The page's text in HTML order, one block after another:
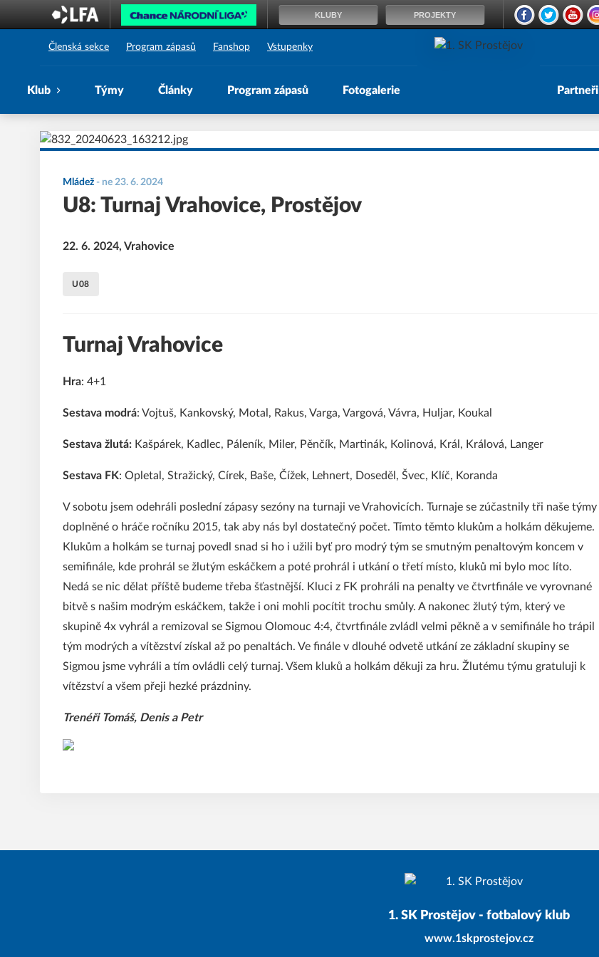
Členská sekce Program zápasů Fanshop Vstupenky
Klub Týmy Články Program zápasů Fotogalerie Partneři
Mládež - ne 23. 6. 2024
U8: Turnaj Vrahovice, Prostějov
22. 6. 2024, Vrahovice
U08
Turnaj Vrahovice
Hra: 4+1
Sestava modrá: Vojtuš, Kankovský, Motal, Rakus, Varga, Vargová, Vávra, Huljar, Koukal
Sestava žlutá: Kašpárek, Kadlec, Páleník, Miler, Pěnčík, Martinák, Kolinová, Král, Králová, Langer
Sestava FK: Opletal, Stražický, Círek, Baše, Čížek, Lehnert, Doseděl, Švec, Klíč, Koranda
V sobotu jsem odehráli poslední zápasy sezóny na turnaji ve Vrahovicích. Turnaje se zúčastnily tři naše týmy
doplněné o hráče ročníku 2015, tak aby nás byl dostatečný počet. Tímto těmto klukům a holkám děkujeme.
Klukům a holkám se turnaj povedl snad si ho i užili byť pro modrý tým se smutným penaltovým koncem v
semifinále, kde prohrál se žlutým eskáčkem a poté prohrál i utkání o třetí místo, kluků mi bylo moc líto.
Nedá se nic dělat příště budeme třeba šťastnější. Kluci z FK prohráli na penalty ve čtvrtfinále ve vyrovnané
bitvě s našim modrým eskáčkem, takže i oni mohli pocítit trochu smůly. A nakonec žlutý tým, který ve
skupině 4x vyhrál a remizoval se Sigmou Olomouc 4:4, čtvrtfinále zvládl velmi pěkně a v semifinále ho trápil
tým modrých a vítězství získal až po penaltách. Ve finále v dlouhé odvetě utkání ze základní skupiny se
Sigmou jsme vyhráli a tím ovládli celý turnaj. Všem kluků a holkám děkuji za hru. Žlutému týmu gratuluji k
vítězství a všem přeji hezké prázdniny.
Trenéři Tomáš, Denis a Petr
1. SK Prostějov - fotbalový klub
www.1skprostejov.cz
KLUBY PROJEKTY